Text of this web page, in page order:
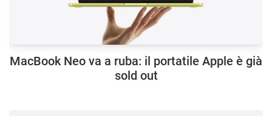
MacBook Neo va a ruba: il portatile Apple è già
sold out